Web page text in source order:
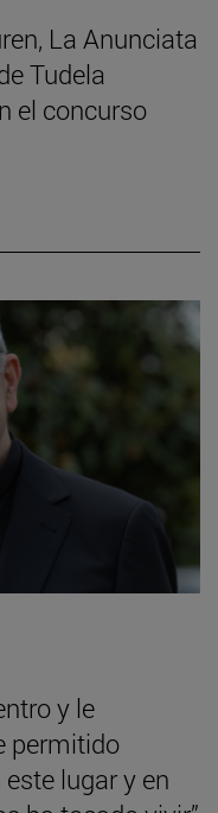
La Anunciata
Tudela
el concurso
y le
permitido
lugar y en